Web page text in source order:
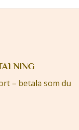
– betala som du